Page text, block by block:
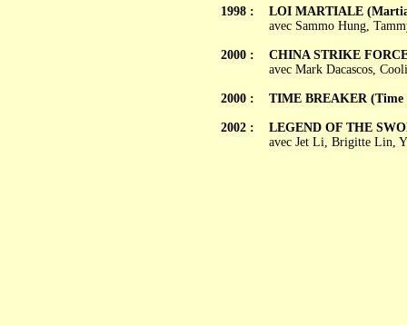
1998 :
2000 :
2000 :
2002 :
LOI MARTIALE
avec Sammo Hung,
CHINA STRIKE
avec Mark Dacascos,
TIME BREAKER (Time
LEGEND OF THE
avec Jet Li, Brigitte Lin,